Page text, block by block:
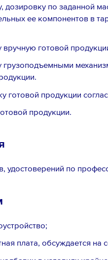
дозировку по заданной
ее компонентов в
готовой
грузоподъемными
готовой продукции
продукции.
удостоверений по
плата, обсуждается на